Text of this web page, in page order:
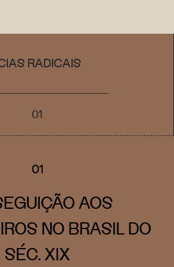
RADICAIS
01
01
AOS
NO BRASIL DO
SÉC. XIX